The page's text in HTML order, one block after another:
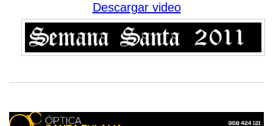
Descargar video